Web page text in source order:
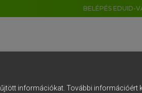
BELÉPÉS EDUID-
információkat. További információért